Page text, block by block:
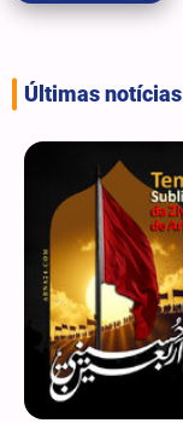
Últimas notícias